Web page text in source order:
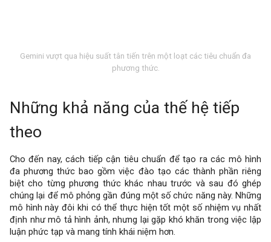
Gemini vượt qua hiệu suất tân tiến trên một loạt các tiêu chuẩn đa
phương thức.
Những khả năng của thế hệ tiếp
theo
Cho đến nay, cách tiếp cận tiêu chuẩn để tạo ra các mô hình
đa phương thức bao gồm việc đào tạo các thành phần riêng
biệt cho từng phương thức khác nhau trước và sau đó ghép
chúng lại để mô phỏng gần đúng một số chức năng này. Những
mô hình này đôi khi có thể thực hiện tốt một số nhiệm vụ nhất
định như mô tả hình ảnh, nhưng lại gặp khó khăn trong việc lập
luận phức tạp và mang tính khái niệm hơn.